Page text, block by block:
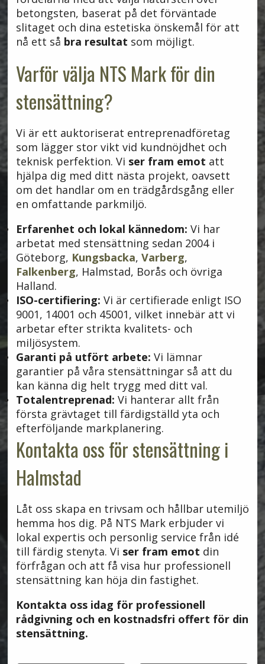
betongsten, baserat på det förväntade
slitaget och dina estetiska önskemål för att
nå ett så bra resultat som möjligt.
Varför välja NTS Mark för din
stensättning?
Vi är ett auktoriserat entreprenadföretag
som lägger stor vikt vid kundnöjdhet och
teknisk perfektion. Vi ser fram emot att
hjälpa dig med ditt nästa projekt, oavsett
om det handlar om en trädgårdsgång eller
en omfattande parkmiljö.
Erfarenhet och lokal kännedom: Vi har
arbetat med stensättning sedan 2004 i
Göteborg, Kungsbacka, Varberg,
Falkenberg, Halmstad, Borås och övriga
Halland.
ISO-certifiering: Vi är certifierade enligt ISO
9001, 14001 och 45001, vilket innebär att vi
arbetar efter strikta kvalitets- och
miljösystem.
Garanti på utfört arbete: Vi lämnar
garantier på våra stensättningar så att du
kan känna dig helt trygg med ditt val.
Totalentreprenad: Vi hanterar allt från
första grävtaget till färdigställd yta och
efterföljande markplanering.
Kontakta oss för stensättning i
Halmstad
Låt oss skapa en trivsam och hållbar utemiljö
hemma hos dig. På NTS Mark erbjuder vi
lokal expertis och personlig service från idé
till färdig stenyta. Vi ser fram emot din
förfrågan och att få visa hur professionell
stensättning kan höja din fastighet.
Kontakta oss idag för professionell
rådgivning och en kostnadsfri offert för din
stensättning.